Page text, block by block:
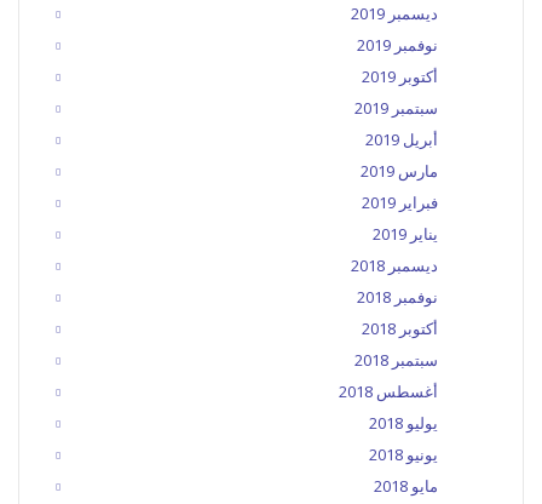
ديسمبر 2019
نوفمبر 2019
أكتوبر 2019
سبتمبر 2019
أبريل 2019
مارس 2019
فبراير 2019
يناير 2019
ديسمبر 2018
نوفمبر 2018
أكتوبر 2018
سبتمبر 2018
أغسطس 2018
يوليو 2018
يونيو 2018
مايو 2018